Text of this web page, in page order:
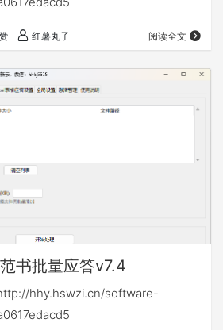
红薯丸子 阅读全文
书批量应答v7.4
hhy.hswzi.cn/software-